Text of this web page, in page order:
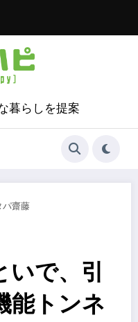
暮らしを提案
パ齋藤
で、引
能トンネ